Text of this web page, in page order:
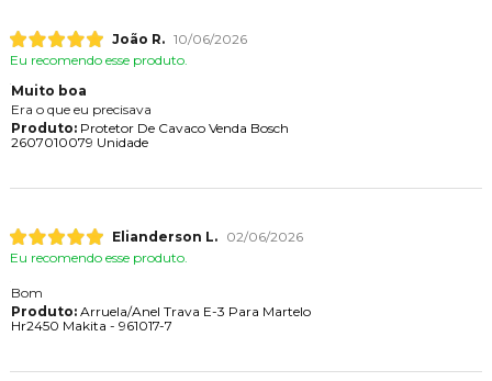
João R. 10/06/2026
Eu recomendo esse produto.
Muito boa
Era o que eu precisava
Produto:Protetor De Cavaco Venda Bosch
2607010079 Unidade
Elianderson L.
02/06/2026
Eu recomendo esse produto.
Bom
Produto:Arruela/Anel Trava E-3 Para Martelo
Hr2450 Makita - 961017-7